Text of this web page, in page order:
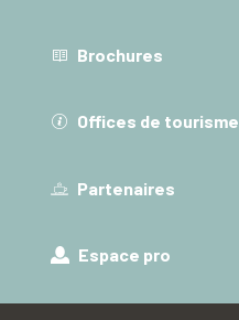
Brochures
Offices de tourisme
Partenaires
Espace pro